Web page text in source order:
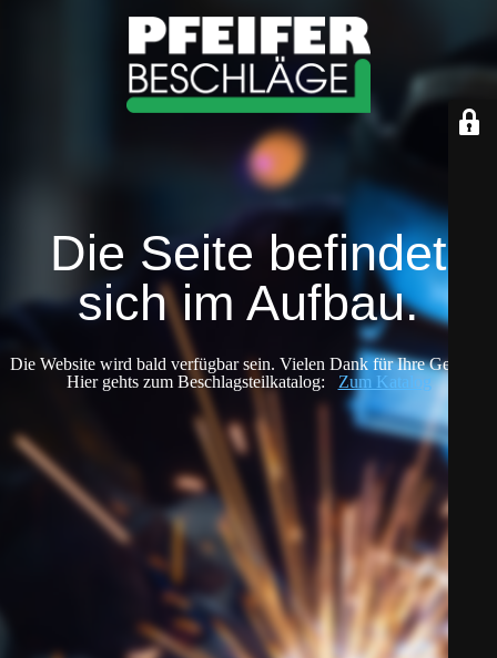
Die Seite befindet
sich im Aufbau.
Die Website wird bald verfügbar sein. Vielen Dank für Ihre Geduld!
Hier gehts zum Beschlagsteilkatalog: Zum Katalog